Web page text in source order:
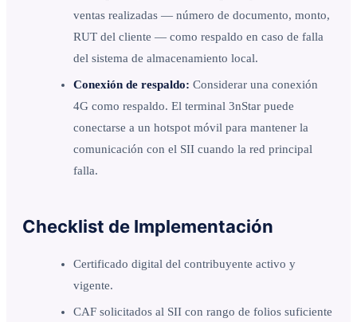
ventas realizadas — número de documento, monto,
RUT del cliente — como respaldo en caso de falla
del sistema de almacenamiento local.
Conexión de respaldo: Considerar una conexión
4G como respaldo. El terminal 3nStar puede
conectarse a un hotspot móvil para mantener la
comunicación con el SII cuando la red principal
falla.
Checklist de Implementación
Certificado digital del contribuyente activo y
vigente.
CAF solicitados al SII con rango de folios suficiente